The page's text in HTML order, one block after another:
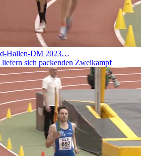
Hallen-DM 2023…
sich packenden Zweikampf